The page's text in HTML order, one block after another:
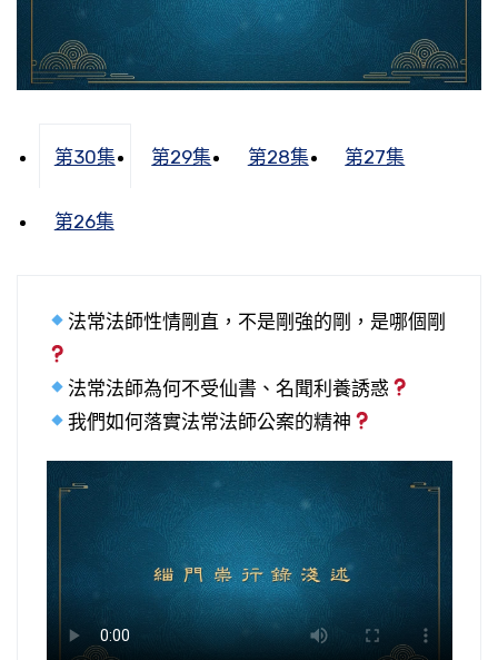
第30集 第29集 第28集 第27集
第26集
法常法師性情剛直，不是剛強的剛，是哪個剛
法常法師為何不受仙書、名聞利養誘惑
我們如何落實法常法師公案的精神